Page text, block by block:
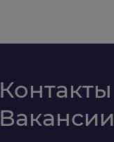
Контакты
Вакансии